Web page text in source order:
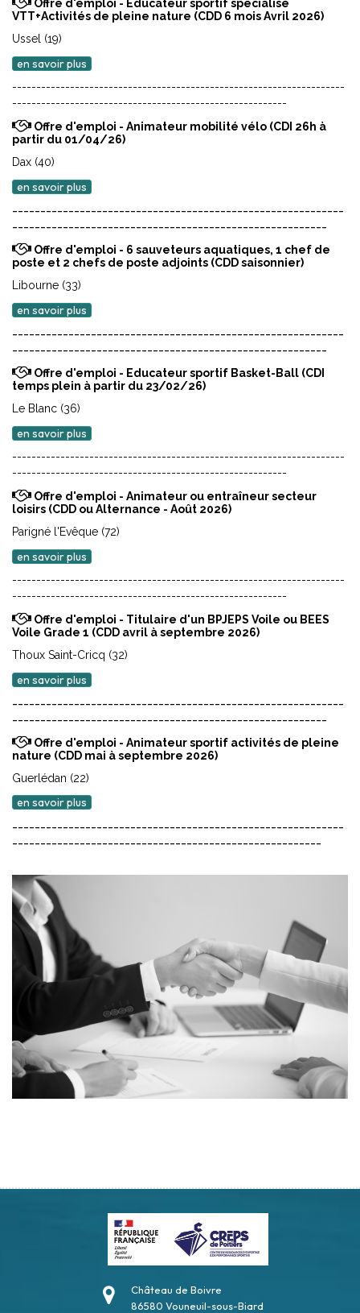
Offre d'emploi - Educateur sportif spécialisé
VTT+Activités de pleine nature (CDD 6 mois Avril 2026)
Ussel (19)
en savoir plus
---------------------------------------------------------------------
---------------------------------------------------------
Offre d'emploi - Animateur mobilité vélo (CDI 26h à
partir du 01/04/26)
Dax (40)
en savoir plus
-----------------------------------------------------------
--------------------------------------------------------
Offre d'emploi - 6 sauveteurs aquatiques, 1 chef de
poste et 2 chefs de poste adjoints (CDD saisonnier)
Libourne (33)
en savoir plus
-----------------------------------------------------------
--------------------------------------------------------
Offre d'emploi - Educateur sportif Basket-Ball (CDI
temps plein à partir du 23/02/26)
Le Blanc (36)
en savoir plus
---------------------------------------------------------------------
---------------------------------------------------------
Offre d'emploi - Animateur ou entraîneur secteur
loisirs (CDD ou Alternance - Août 2026)
Parigné l'Evêque (72)
en savoir plus
---------------------------------------------------------------------
---------------------------------------------------------
Offre d'emploi - Titulaire d'un BPJEPS Voile ou BEES
Voile Grade 1 (CDD avril à septembre 2026)
Thoux Saint-Cricq (32)
en savoir plus
-----------------------------------------------------------
--------------------------------------------------------
Offre d'emploi - Animateur sportif activités de pleine
nature (CDD mai à septembre 2026)
Guerlédan (22)
en savoir plus
-----------------------------------------------------------
-------------------------------------------------------
Château de Boivre
86580 Vouneuil-sous-Biard